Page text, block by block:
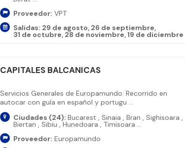
Proveedor: VPT
Salidas: 29 de agosto 26 de septiembre
31 de octubre 28 de noviembre 19 de diciembre
CAPITALES BALCANICAS
Servicios Generales de Europamundo: Recorrido en
autocar con guía en español y portugu ...
Ciudades (24): Bucarest , Sinaia , Bran , Sighisoara ,
Biertan , Sibiu , Hunedoara , Timisoara ...
Proveedor: Europamundo